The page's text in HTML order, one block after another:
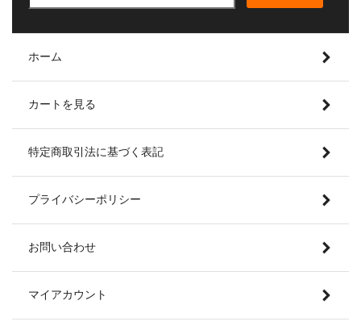
ホーム
カートを見る
特定商取引法に基づく表記
プライバシーポリシー
お問い合わせ
マイアカウント